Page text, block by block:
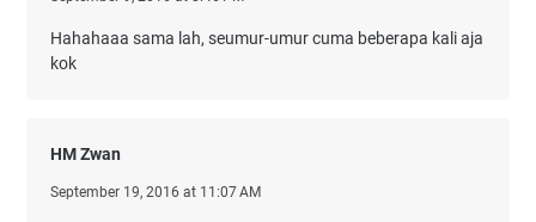
Hahahaaa sama lah, seumur-umur cuma beberapa kali aja
kok
HM Zwan
September 19, 2016 at 11:07 AM